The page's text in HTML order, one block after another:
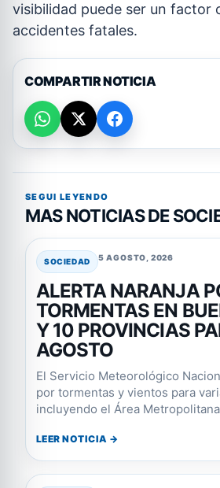
visibilidad puede ser un factor
accidentes fatales.
COMPARTIR NOTICIA
SEGUI LEYENDO
MAS NOTICIAS DE
SOCIEDAD 5 AGOSTO, 2026
ALERTA NARANJA
TORMENTAS EN
Y 10 PROVINCIAS
AGOSTO
El Servicio Meteorológico
por tormentas y vientos para
incluyendo el Área
LEER NOTICIA →